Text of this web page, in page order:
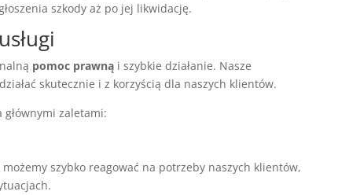
szkody aż po jej likwidację.
pomoc prawnąi szybkie działanie. Nasze
skutecznie i z korzyścią dla naszych klientów.
zaletami:
szybko reagować na potrzeby naszych klientów,